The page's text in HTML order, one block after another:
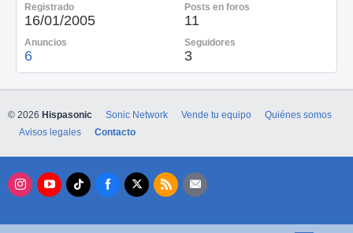
Registrado
16/01/2005
Posts en foros
11
Anuncios
6
Seguidores
3
© 2026 Hispasonic Sonic Network Vende tu equipo
Quiénes somos
Avisos legales
Contacto